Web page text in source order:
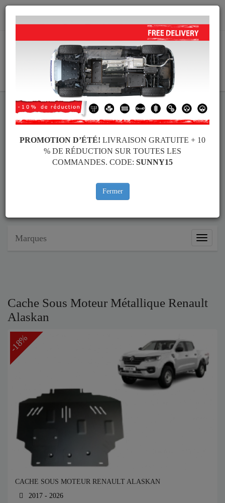
info@cachesousmoteur.fr
Cache Sous Moteur Métallique
Renault
aux voitures Renault. Il est monté sans modifications sur la
voiture, livré avec les accessoires de fixation.
Marques
Marques
Cache Sous Moteur Métallique Renault
Alaskan
-18%
CACHE SOUS MOTEUR RENAULT ALASKAN
2017 - 2026
PROMOTION D’ÉTÉ! LIVRAISON GRATUITE + 10
% DE RÉDUCTION SUR TOUTES LES
COMMANDES. CODE: SUNNY15
Fermer